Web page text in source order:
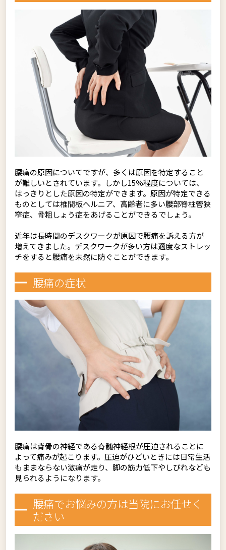
腰痛の原因についてですが、多くは原因を特定すること
が難しいとされています。しかし15％程度については、
はっきりとした原因の特定ができます。原因が特定できる
ものとしては椎間板ヘルニア、高齢者に多い腰部脊柱管狭
窄症、骨粗しょう症をあげることができるでしょう。
近年は長時間のデスクワークが原因で腰痛を訴える方が
増えてきました。デスクワークが多い方は適度なストレッ
チをすると腰痛を未然に防ぐことができます。
腰痛の症状
腰痛は背骨の神経である脊髄神経根が圧迫されることに
よって痛みが起こります。圧迫がひどいときには日常生活
もままならない激痛が走り、脚の筋力低下やしびれなども
見られるようになります。
腰痛でお悩みの方は当院にお任せく
ださい